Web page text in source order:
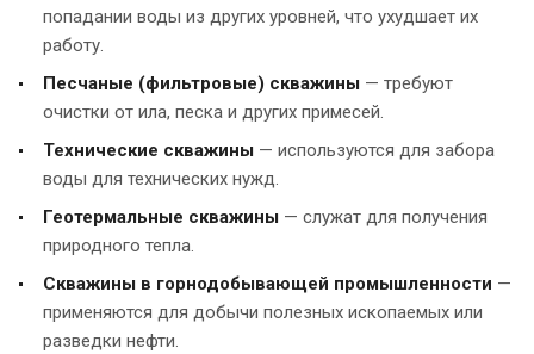
попадании воды из других уровней, что ухудшает их
работу.
Песчаные (фильтровые) скважины — требуют
очистки от ила, песка и других примесей.
Технические скважины — используются для забора
воды для технических нужд.
Геотермальные скважины — служат для получения
природного тепла.
Скважины в горнодобывающей промышленности —
применяются для добычи полезных ископаемых или
разведки нефти.